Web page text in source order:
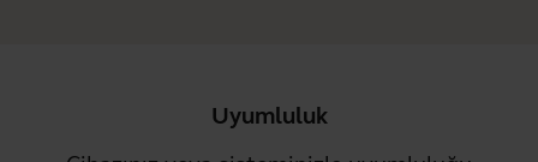
Uyumluluk